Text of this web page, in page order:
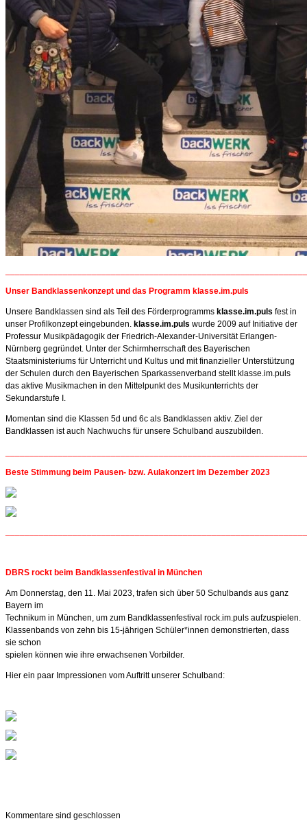
Unser Bandklassenkonzept und das Programm klasse.im.puls
Unsere Bandklassen sind als Teil des Förderprogramms klasse.im.puls fest in
unser Profilkonzept eingebunden. klasse.im.puls wurde 2009 auf Initiative der
Professur Musikpädagogik der Friedrich-Alexander-Universität Erlangen-
Nürnberg gegründet. Unter der Schirmherrschaft des Bayerischen
Staatsministeriums für Unterricht und Kultus und mit finanzieller Unterstützung
der Schulen durch den Bayerischen Sparkassenverband stellt klasse.im.puls
das aktive Musikmachen in den Mittelpunkt des Musikunterrichts der
Sekundarstufe I.
Momentan sind die Klassen 5d und 6c als Bandklassen aktiv. Ziel der
Bandklassen ist auch Nachwuchs für unsere Schulband auszubilden.
Beste Stimmung beim Pausen- bzw. Aulakonzert im Dezember 2023
DBRS rockt beim Bandklassenfestival in München
Am Donnerstag, den 11. Mai 2023, trafen sich über 50 Schulbands aus ganz
Bayern im
Technikum in München, um zum Bandklassenfestival rock.im.puls aufzuspielen.
Klassenbands von zehn bis 15-jährigen Schüler*innen demonstrierten, dass
sie schon
spielen können wie ihre erwachsenen Vorbilder.
Hier ein paar Impressionen vom Auftritt unserer Schulband:
Kommentare sind geschlossen